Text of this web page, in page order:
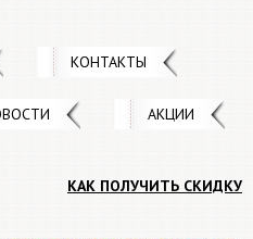
КОНТАКТЫ
АКЦИИ
КАК ПОЛУЧИТЬ СКИДКУ